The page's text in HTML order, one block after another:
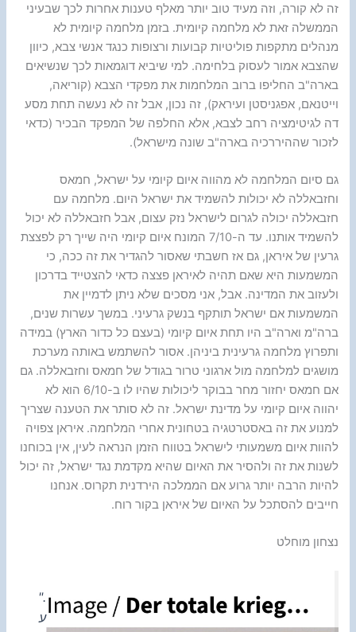
זה לא קורה, וזה מעיד טוב יותר מאלף טענות אחרות לכך שבעיני
הממשלה זאת לא מלחמה קיומית. בזמן מלחמה קיומית לא
מנהלים מתקפות פוליטיות קבועות ורצופות כנגד אנשי צבא, כיוון
שהצבא אמור לעסוק בלחימה. למי שיביא דוגמאות לכך שנשיאים
בארה"ב החליפו ברוב המלחמות את מפקדי הצבא (קוריאה,
וייטנאם, אפגניסטן ועיראק), זה נכון, אבל זה לא נעשה תחת מסע
דה לגיטימציה רחב לצבא, אלא החלפה של המפקד הבכיר (כדאי
לזכור שההיררכיה בארה"ב שונה מישראל).
גם סיום המלחמה לא מהווה איום קיומי על ישראל, חמאס
וחזבאללה לא יכולות להשמיד את ישראל היום. מלחמה עם
חזבאללה יכולה לגרום לישראל נזק עצום, אבל חזבאללה לא יכול
להשמיד אותנו. עד ה-7/10 המונח איום קיומי היה שייך רק לפצצת
גרעין של איראן, גם אז חשבתי שאסור להגדיר את זה ככה, כי
המשמעות היא שאם תהיה לאיראן פצצה כדאי להצטייד בדרכון
ולעזוב את המדינה. אבל, אני מסכים שלא ניתן לדמיין את
המשמעות אם ישראל תותקף בנשק גרעיני. במשך עשרות שנים,
ברה"מ וארה"ב היו תחת איום קיומי (בעצם כל כדור הארץ) במידה
ותפרוץ מלחמה גרעינית ביניהן. אסור להשתמש באותה מערכת
מושגים למלחמה מול ארגוני טרור בגודל של חמאס וחזבאללה. גם
אם חמאס יחזור מחר בבוקר ליכולות שהיו לו ב-6/10 הוא לא
יהווה איום קיומי על מדינת ישראל. זה לא סותר את הטענה שצריך
למנוע את זה באסטרטגיה בטחונית אחרי המלחמה. איראן צפויה
להוות איום משמעותי לישראל בטווח הזמן הנראה לעין, אין בכוחנו
לשנות את זה ולהסיר את האיום שהיא מקדמת נגד ישראל, זה יכול
להיות הרבה יותר גרוע אם הממלכה הירדנית תקרוס. אנחנו
חייבים להסתכל על האיום של איראן בקור רוח.
נצחון מוחלט
."
ע